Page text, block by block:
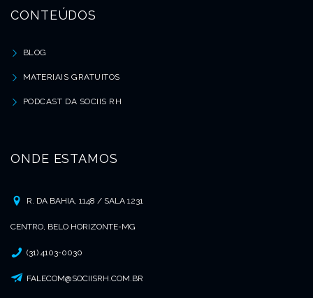
CONTEÚDOS
BLOG
MATERIAIS GRATUITOS
PODCAST DA SOCIIS RH
ONDE ESTAMOS
R. DA BAHIA, 1148 / SALA 1231
CENTRO, BELO HORIZONTE-MG
(31) 4103-0030
FALECOM@SOCIISRH.COM.BR